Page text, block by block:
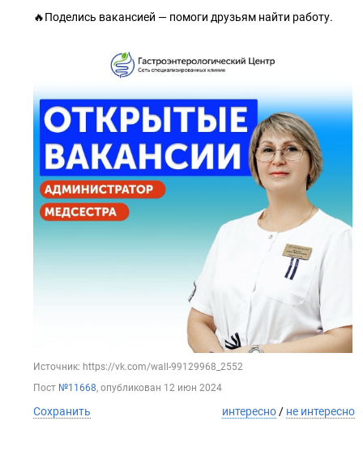
⁣⁣🔥Поделись вакансией — помоги друзьям найти работу.
Источник: https://vk.com/wall-99129968_2552
Пост №11668, опубликован 12 июн 2024
Сохранить интересно / не интересно